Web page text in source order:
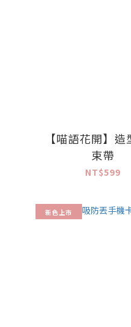
【喵語花開】造
束帶
NT$599
新色上市